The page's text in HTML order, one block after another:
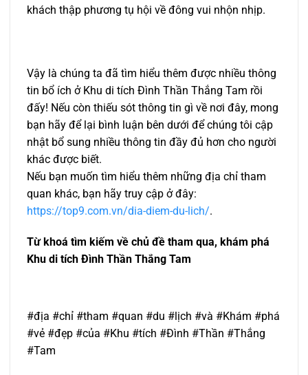
khách thập phương tụ hội về đông vui nhộn nhịp.
Vậy là chúng ta đã tìm hiểu thêm được nhiều thông
tin bổ ích ở Khu di tích Đình Thần Thắng Tam rồi
đấy! Nếu còn thiếu sót thông tin gì về nơi đây, mong
bạn hãy để lại bình luận bên dưới để chúng tôi cập
nhật bổ sung nhiều thông tin đầy đủ hơn cho người
khác được biết.
Nếu bạn muốn tìm hiểu thêm những địa chỉ tham
quan khác, bạn hãy truy cập ở đây:
https://top9.com.vn/dia-diem-du-lich/.
Từ khoá tìm kiếm về chủ đề tham qua, khám phá
Khu di tích Đình Thần Thắng Tam
#địa #chỉ #tham #quan #du #lịch #và #Khám #phá
#vẻ #đẹp #của #Khu #tích #Đình #Thần #Thắng
#Tam